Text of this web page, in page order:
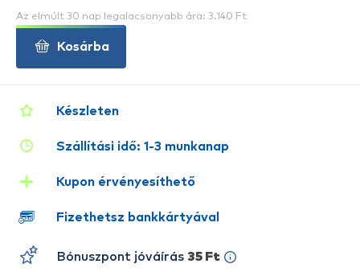
Készleten
Szállítási idő: 1-3 munkanap
Kupon érvényesíthető
Fizethetsz bankkártyával
Bónuszpont jóváírás 35 Ft
Az elmúlt 30 nap legalacsonyabb ára: 3.140 Ft
Kosárba